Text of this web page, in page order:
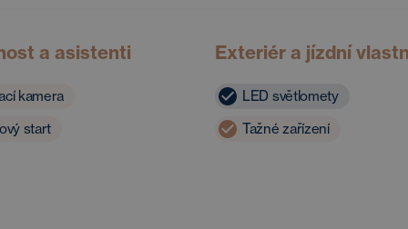
a asistenti
kamera
start
Exteriér a jízdní
LED světlomety
Tažné zařízení